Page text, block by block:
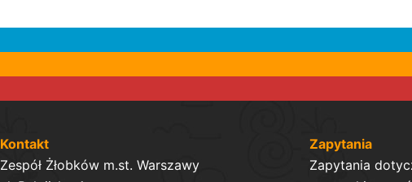
Kontakt
Zespół Żłobków m.st. Warszawy
Zapytania
Zapytania